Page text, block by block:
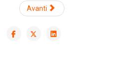
Avanti